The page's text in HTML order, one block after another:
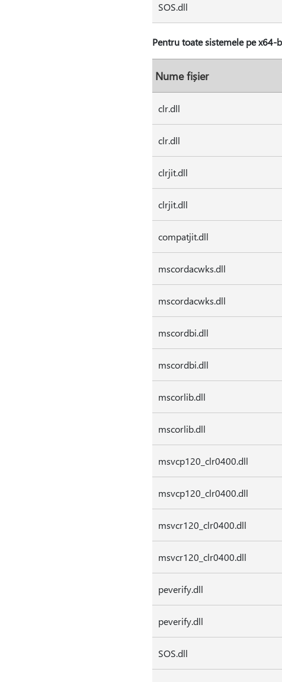
SOS.dll
Pentru toate sistemele pe x64-
Nume fișier
clr.dll
clr.dll
clrjit.dll
clrjit.dll
compatjit.dll
mscordacwks.dll
mscordacwks.dll
mscordbi.dll
mscordbi.dll
mscorlib.dll
mscorlib.dll
msvcp120_clr0400.dll
msvcp120_clr0400.dll
msvcr120_clr0400.dll
msvcr120_clr0400.dll
peverify.dll
peverify.dll
SOS.dll